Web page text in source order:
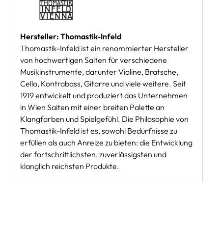
Hersteller: Thomastik-Infeld
Thomastik-Infeld ist ein renommierter Hersteller
von hochwertigen Saiten für verschiedene
Musikinstrumente, darunter Violine, Bratsche,
Cello, Kontrabass, Gitarre und viele weitere. Seit
1919 entwickelt und produziert das Unternehmen
in Wien Saiten mit einer breiten Palette an
Klangfarben und Spielgefühl. Die Philosophie von
Thomastik-Infeld ist es, sowohl Bedürfnisse zu
erfüllen als auch Anreize zu bieten: die Entwicklung
der fortschrittlichsten, zuverlässigsten und
klanglich reichsten Produkte.